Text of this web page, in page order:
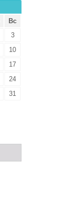
Вс
3
10
17
24
31